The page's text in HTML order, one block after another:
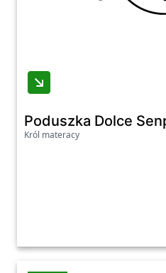
Poduszka Dolce
Król materacy